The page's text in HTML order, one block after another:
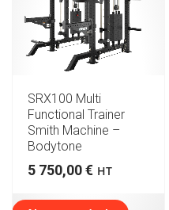
SRX100 Multi
Functional Trainer
Smith Machine –
Bodytone
5 750,00€ HT